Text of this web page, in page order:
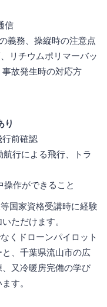
信
義務、操縦時の注意点
リチウムポリマーバッ
故発生時の対応方
り
行前確認
行による飛行、トラ
作ができること
国家資格受講時に経験
ただけます。
くドローンパイロット
、千葉県流山市の広
又冷暖房完備の学び
す。